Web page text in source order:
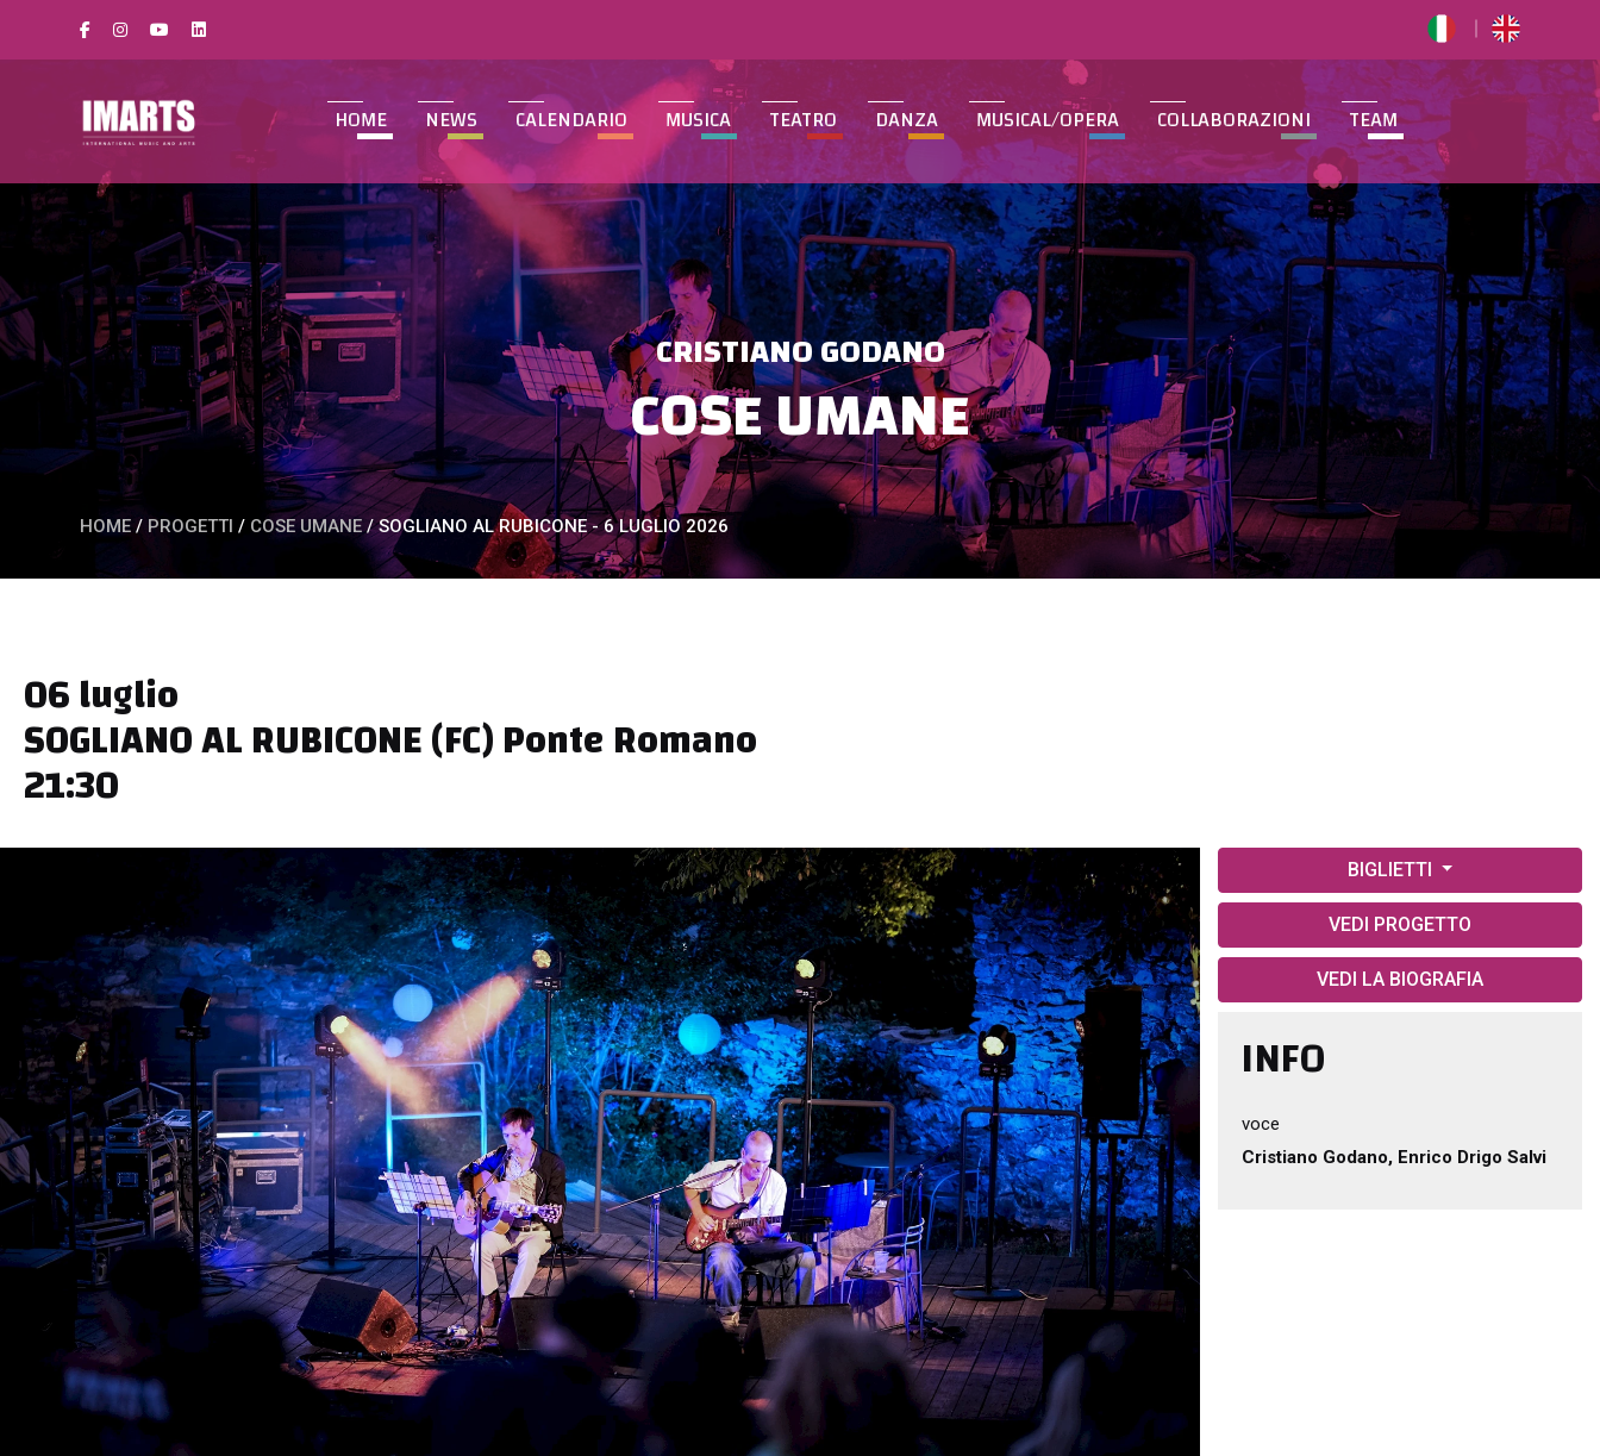
HOME NEWS CALENDARIO MUSICA TEATRO DANZA MUSICAL/OPERA COLLABORAZIONI TEAM
CRISTIANO GODANO
COSE UMANE
HOME / PROGETTI / COSE UMANE / SOGLIANO AL RUBICONE - 6 LUGLIO 2026
06 luglio
SOGLIANO AL RUBICONE (FC) Ponte Romano
21:30
BIGLIETTI
VEDI PROGETTO
VEDI LA BIOGRAFIA
INFO
voce
Cristiano Godano, Enrico Drigo Salvi